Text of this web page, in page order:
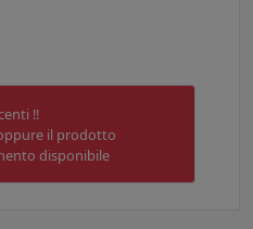
!!
il prodotto
disponibile